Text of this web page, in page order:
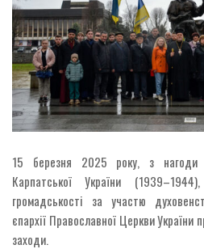
15 березня 2025 року, з нагоди
Карпатської України
громадськості за участю
єпархії Православної Церкви України
заходи.